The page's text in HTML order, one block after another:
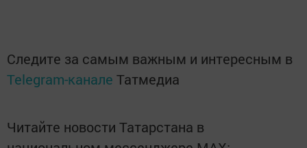
Следите за самым важным и интересным в
Telegram-канале Татмедиа
Читайте новости Татарстана в